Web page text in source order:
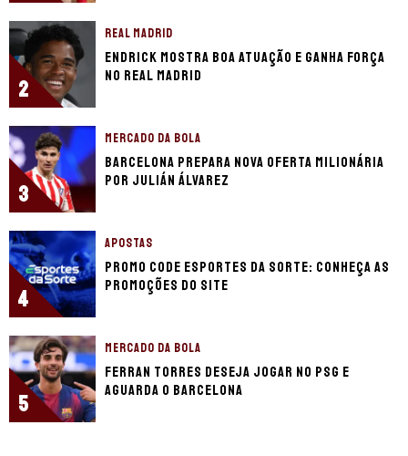
2
REAL MADRID
Endrick mostra boa atuação e ganha força
no Real Madrid
3
MERCADO DA BOLA
Barcelona prepara nova oferta milionária
por Julián Álvarez
4
APOSTAS
Promo code Esportes da Sorte: conheça as
promoções do site
5
MERCADO DA BOLA
Ferran Torres deseja jogar no PSG e
aguarda o Barcelona